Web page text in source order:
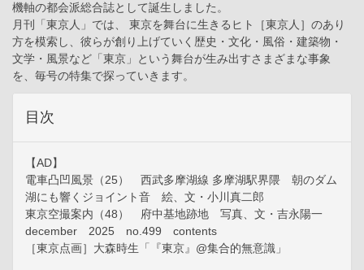
機軸の都会派総合誌として誕生しました。
月刊「東京人」では、 東京を舞台に生きるヒト［東京人］のあり
方を模索し、彼らが創り上げていく歴史・文化・風俗・建築物・
文学・風景など「東京」という舞台が生み出すさまざまな事象
を、毎号の特集で探っていきます。
目次
【AD】
電車凸凹風景（25） 西武多摩湖線 多摩湖駅界隈 朝のダム
湖にも響くジョイント音 絵、文・小川真二郎
東京空撮案内（48） 府中基地跡地 写真、文・吉永陽一
december 2025 no.499 contents
［東京点画］大森時生「『東京』@集合的無意識」